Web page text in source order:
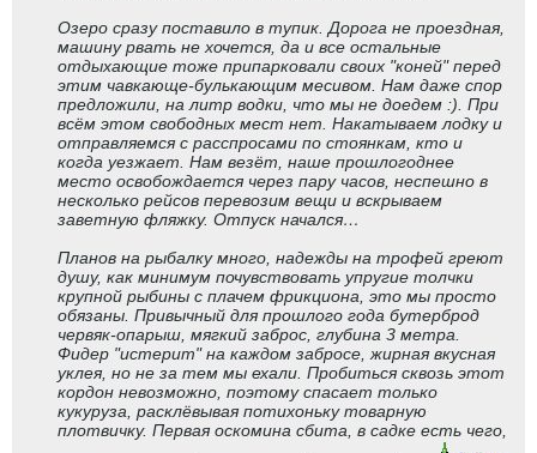
Озеро сразу поставило в тупик. Дорога не проездная,
машину рвать не хочется, да и все остальные
отдыхающие тоже припарковали своих "коней" перед
этим чавкающе-булькающим месивом. Нам даже спор
предложили, на литр водки, что мы не доедем :). При
всём этом свободных мест нет. Накатываем лодку и
отправляемся с расспросами по стоянкам, кто и
когда уезжает. Нам везёт, наше прошлогоднее
место освобождается через пару часов, неспешно в
несколько рейсов перевозим вещи и вскрываем
заветную фляжку. Отпуск начался…
Планов на рыбалку много, надежды на трофей греют
душу, как минимум почувствовать упругие толчки
крупной рыбины с плачем фрикциона, это мы просто
обязаны. Привычный для прошлого года бутерброд
червяк-опарыш, мягкий заброс, глубина 3 метра.
Фидер "истерит" на каждом забросе, жирная вкусная
уклея, но не за тем мы ехали. Пробиться сквозь этот
кордон невозможно, поэтому спасает только
кукуруза, расклёвывая потихоньку товарную
плотвичку. Первая оскомина сбита, в садке есть чего,